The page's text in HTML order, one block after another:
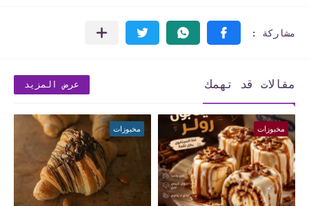
مقالات قد تهمك عرض المزيد
مخبوزات مخبوزات